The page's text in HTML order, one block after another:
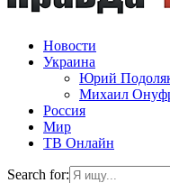
Новости
Украина
Юрий
Михаил
Россия
Мир
ТВ Онлайн
Search for: